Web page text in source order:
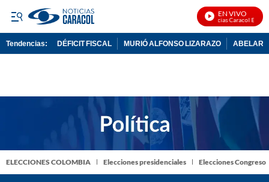
EN VIVO
Noticias Caracol En Vivo
Tendencias: DÉFICIT FISCAL MURIÓ ALFONSO LIZARAZO
ELECCIONES COLOMBIA Elecciones presidenciales Elecciones Congreso